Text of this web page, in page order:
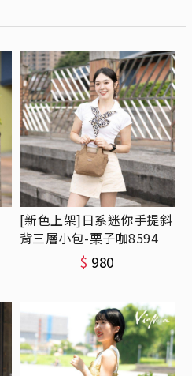
[新色上架]日系迷你手提斜
背三層小包-栗子咖8594
$ 980